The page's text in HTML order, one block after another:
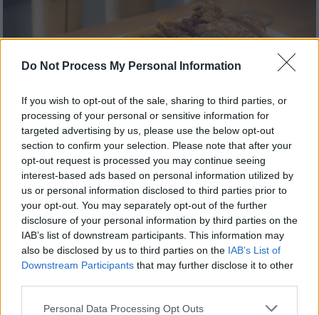
Do Not Process My Personal Information
If you wish to opt-out of the sale, sharing to third parties, or
processing of your personal or sensitive information for
targeted advertising by us, please use the below opt-out
section to confirm your selection. Please note that after your
opt-out request is processed you may continue seeing
interest-based ads based on personal information utilized by
us or personal information disclosed to third parties prior to
your opt-out. You may separately opt-out of the further
disclosure of your personal information by third parties on the
IAB’s list of downstream participants. This information may
also be disclosed by us to third parties on the IAB’s List of
Downstream Participants that may further disclose it to other
Please note that this website/app uses one or more Google
Personal Data Processing Opt Outs
Food & Drink|20.10.2021 09:42
Ηanoi: Δοκιμάσαμε το νέο βιετναμέζικο
της οδού Πετράκη
Το λιλιπούτειο εστιατόριο προσθέτει εδώ
και κάποιους μήνες μια ασιατική πινελιά στη
μέρα όσων εργάζονται ή κινούνται στο